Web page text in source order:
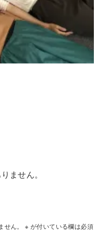
ません。
ん。 ※ が付いている欄は必須